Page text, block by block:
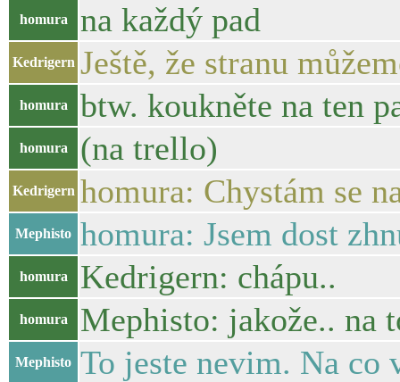
homura na každý pad
Kedrigern Ještě, že stranu
homura btw. koukněte na ten
homura (na trello)
Kedrigern homura: Chystám se
Mephisto homura: Jsem dost
homura Kedrigern: chápu..
homura Mephisto: jakože.. na
Mephisto To jeste nevim. Na co